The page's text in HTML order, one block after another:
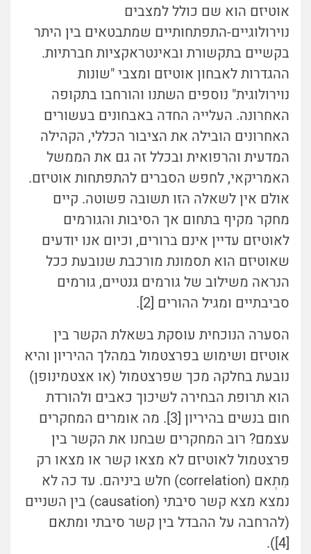
אוטיזם הוא שם כולל למצבים
נוירולוגיים-התפתחותיים שמתבטאים בין היתר
בקשיים בתקשורת ובאינטראקציות חברתיות.
ההגדרות לאבחון אוטיזם ומצבי "שונות
נוירולוגית" נוספים השתנו והורחבו בתקופה
האחרונה. העלייה החדה באבחונים בעשורים
האחרונים הובילה את הציבור הכללי, הקהילה
המדעית והרפואית ובכלל זה גם את הממשל
האמריקאי, לחפש הסברים להתפתחות אוטיזם.
אולם אין לשאלה הזו תשובה פשוטה. קיים
מחקר מקיף בתחום אך הסיבות והגורמים
לאוטיזם עדיין אינם ברורים, וכיום אנו יודעים
שאוטיזם הוא תסמונת מורכבת שנובעת ככל
הנראה משילוב של גורמים גנטיים, גורמים
סביבתיים ומגיל ההורים [2].
הסערה הנוכחית עוסקת בשאלת הקשר בין
אוטיזם ושימוש בפרצטמול במהלך ההיריון והיא
נובעת בחלקה מכך שפרצטמול (או אצטמינופן)
הוא תרופת הבחירה לשיכוך כאבים ולהורדת
חום בנשים בהיריון [3]. מה אומרים המחקרים
עצמם? רוב המחקרים שבחנו את הקשר בין
פרצטמול לאוטיזם לא מצאו קשר או מצאו רק
מִתְאם (correlation) חלש ביניהם. עד כה לא
נמצא מצא קשר סיבתי (causation) בין השניים
(להרחבה על ההבדל בין קשר סיבתי ומתאם
[4]).